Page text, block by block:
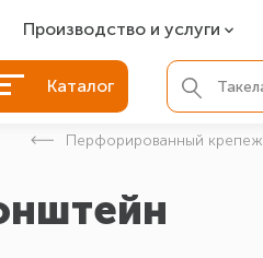
Производство и услуги
Болты БСР
Болты для фундамента
Закладные детали
Каталог
Перфорированный крепеж